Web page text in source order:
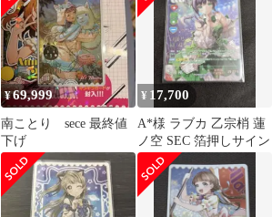
6個セット まとめ売り
¥69,999
南ことり sece 最終値
下げ
¥ 17,700
A*様 ラブカ 乙宗梢 蓮
ノ空 SEC 箔押しサイン